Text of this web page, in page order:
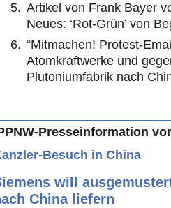
Artikel von Frank Bayer
Neues: ‘Rot-Grün’ von
“Mitmachen! Protest-
Atomkraftwerke und
Plutoniumfabrik nach
-Presseinformation
Besuch in China
will
China liefern